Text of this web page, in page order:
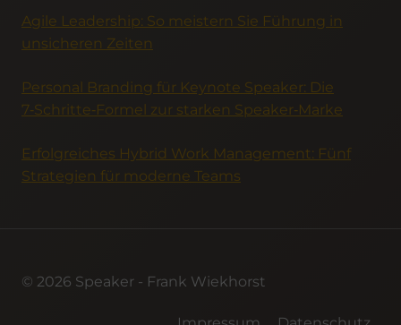
Agile Leadership: So meistern Sie Führung in
unsicheren Zeiten
Personal Branding für Keynote Speaker: Die
7‑Schritte‑Formel zur starken Speaker‑Marke
Erfolgreiches Hybrid Work Management: Fünf
Strategien für moderne Teams
© 2026 Speaker - Frank Wiekhorst